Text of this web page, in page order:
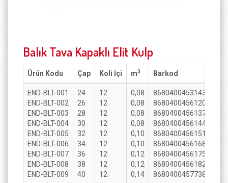
Balık Tava Kapaklı Elit Kulp
Ürün Kodu Çap Koli İçi m3 Barkod
END-BLT-001
END-BLT-002
END-BLT-003
END-BLT-004
END-BLT-005
END-BLT-006
END-BLT-007
END-BLT-008
END-BLT-009
24
26
28
30
32
34
36
38
40
12
12
12
12
12
12
12
12
12
0,08
0,08
0,08
0,08
0,10
0,10
0,12
0,12
0,14
8680400453143
8680400456120
8680400456137
8680400456144
8680400456151
8680400456168
8680400456175
8680400456182
8680400457738